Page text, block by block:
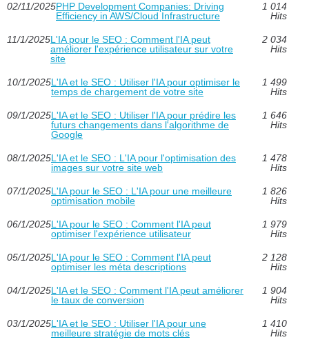
02/11/2025PHP Development Companies: Driving
Efficiency in AWS/Cloud Infrastructure
1 014
Hits
11/1/2025L'IA pour le SEO : Comment l'IA peut
améliorer l'expérience utilisateur sur votre
site
2 034
Hits
10/1/2025L'IA et le SEO : Utiliser l'IA pour optimiser le
temps de chargement de votre site
1 499
Hits
09/1/2025L'IA et le SEO : Utiliser l'IA pour prédire les
futurs changements dans l'algorithme de
Google
1 646
Hits
08/1/2025L'IA et le SEO : L'IA pour l'optimisation des
images sur votre site web
1 478
Hits
07/1/2025L'IA pour le SEO : L'IA pour une meilleure
optimisation mobile
1 826
Hits
06/1/2025L'IA pour le SEO : Comment l'IA peut
optimiser l'expérience utilisateur
1 979
Hits
05/1/2025L'IA pour le SEO : Comment l'IA peut
optimiser les méta descriptions
2 128
Hits
04/1/2025L'IA et le SEO : Comment l'IA peut améliorer
le taux de conversion
1 904
Hits
03/1/2025L'IA et le SEO : Utiliser l'IA pour une
meilleure stratégie de mots clés
1 410
Hits